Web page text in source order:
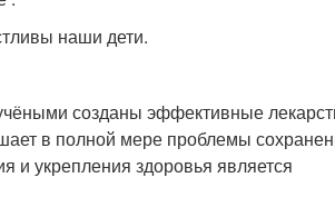
наши дети.
созданы эффективные
в полной мере проблемы
и укрепления здоровья является